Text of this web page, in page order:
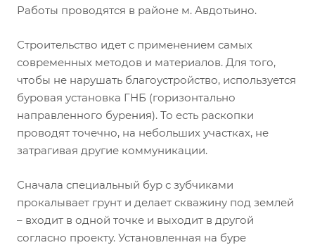
Работы проводятся в районе м. Авдотьино.
Строительство идет с применением самых
современных методов и материалов. Для того,
чтобы не нарушать благоустройство, используется
буровая установка ГНБ (горизонтально
направленного бурения). То есть раскопки
проводят точечно, на небольших участках, не
затрагивая другие коммуникации.
Сначала специальный бур с зубчиками
прокалывает грунт и делает скважину под землей
– входит в одной точке и выходит в другой
согласно проекту. Установленная на буре